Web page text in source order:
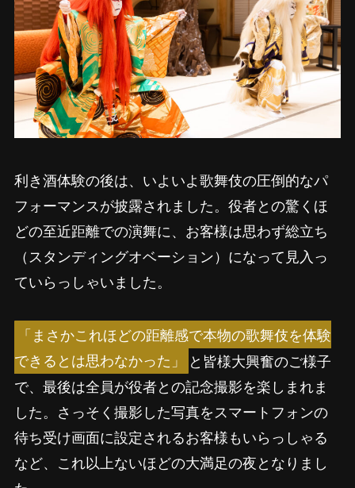
利き酒体験の後は、いよいよ歌舞伎の圧倒的なパ
フォーマンスが披露されました。役者との驚くほ
どの至近距離での演舞に、お客様は思わず総立ち
（スタンディングオベーション）になって見入っ
ていらっしゃいました。
「まさかこれほどの距離感で本物の歌舞伎を体験
できるとは思わなかった」
と皆様大興奮のご様子
で、最後は全員が役者との記念撮影を楽しまれま
した。さっそく撮影した写真をスマートフォンの
待ち受け画面に設定されるお客様もいらっしゃる
など、これ以上ないほどの大満足の夜となりまし